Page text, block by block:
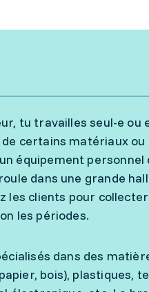
tu travailles seul-e
certains matériaux
équipement
dans une grande
les clients pour
les périodes.
dans des
bois), plastiques,